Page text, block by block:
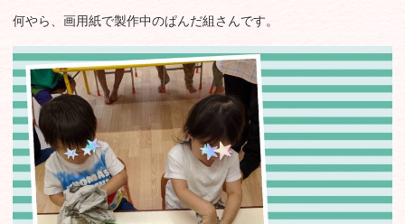
何やら、画用紙で製作中のぱんだ組さんです。